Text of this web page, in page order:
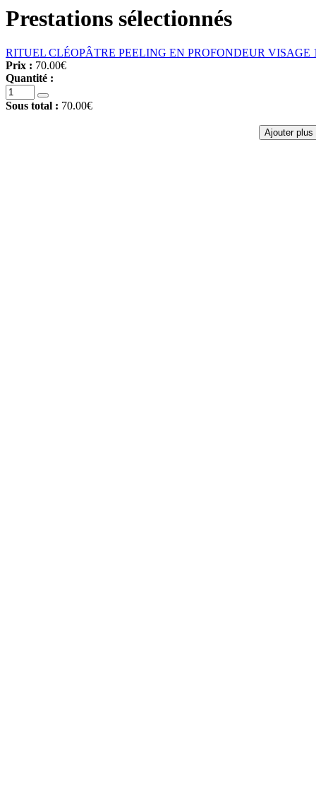
Prestations sélectionnés
RITUEL CLÉOPÂTRE PEELING EN PROFONDEUR VISAGE
Prix : 70.00€
Quantité :
Sous total : 70.00€
Ajouter plus